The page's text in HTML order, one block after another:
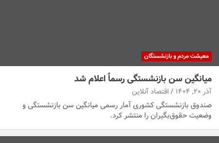
معیشت مردم و بازنشستگان
میانگین سن بازنشستگی رسماً اعلام شد
آذر ۲۰, ۱۴۰۴ اقتصاد آنلاین
صندوق بازنشستگی کشوری آمار رسمی میانگین سن بازنشستگی و
وضعیت حقوق‌بگیران را منتشر کرد.